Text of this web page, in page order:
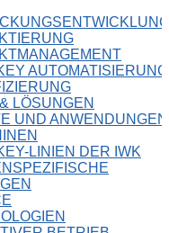
AUTOMATISIERUNG
LÖSUNGEN
UND ANWENDUNGEN
LINIEN DER IWK